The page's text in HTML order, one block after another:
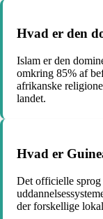
Hvad er den
Islam er den
omkring 85% af
afrikanske
landet.
Hvad er
Det officielle sprog
der forskellige